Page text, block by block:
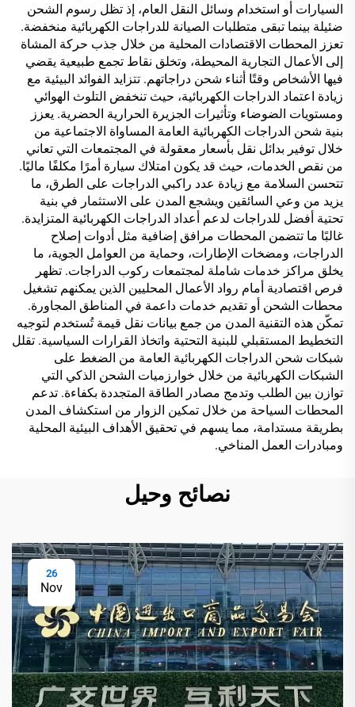
السيارات أو استخدام وسائل النقل العام، إذ تظل رسوم الشحن
ضئيلة بينما تبقى متطلبات الصيانة للدراجات الكهربائية منخفضة.
تعزز المحطات الاقتصادات المحلية من خلال جذب حركة المشاة
إلى الأعمال التجارية المحيطة، وتخلق نقاط تجمع طبيعية يقضي
فيها الأشخاص وقتًا أثناء شحن دراجاتهم. تتزايد الفوائد البيئية مع
زيادة اعتماد الدراجات الكهربائية، حيث تنخفض التلوث الهوائي
ومستويات الضوضاء وتأثيرات الجزيرة الحرارية الحضرية. يعزز
بنية شحن الدراجات الكهربائية العامة المساواة الاجتماعية من
خلال توفير بدائل نقل بأسعار معقولة في المجتمعات التي تعاني
من نقص الخدمات، حيث قد يكون امتلاك سيارة أمرًا مكلفًا ماليًا.
تتحسن السلامة مع زيادة عدد راكبي الدراجات على الطرق، ما
يزيد من وعي السائقين ويشجع المدن على الاستثمار في بنية
تحتية أفضل للدراجات لدعم أعداد الدراجات الكهربائية المتزايدة.
غالبًا ما تتضمن المحطات مرافق إضافية مثل أدوات إصلاح
الدراجات، ومضخات الإطارات، وحماية من العوامل الجوية، ما
يخلق مراكز خدمات شاملة لمجتمعات ركوب الدراجات. تظهر
فرص اقتصادية أمام رواد الأعمال المحليين الذين يمكنهم تشغيل
محطات الشحن أو تقديم خدمات داعمة في المناطق المجاورة.
تمكّن هذه التقنية المدن من جمع بيانات نقل قيمة تُستخدم لتوجيه
التخطيط المستقبلي للبنية التحتية واتخاذ القرارات السياسية. تقلل
شبكات شحن الدراجات الكهربائية العامة من الضغط على
الشبكات الكهربائية من خلال خوارزميات الشحن الذكي التي
توازن بين الطلب وتدمج مصادر الطاقة المتجددة بكفاءة. تدعم
المحطات السياحة من خلال تمكين الزوار من استكشاف المدن
بطريقة مستدامة، مما يسهم في تحقيق الأهداف البيئية المحلية
ومبادرات العمل المناخي.
نصائح وحيل
26
Nov